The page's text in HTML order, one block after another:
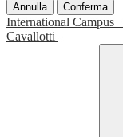
Annulla Conferma
International Campus
Cavallotti